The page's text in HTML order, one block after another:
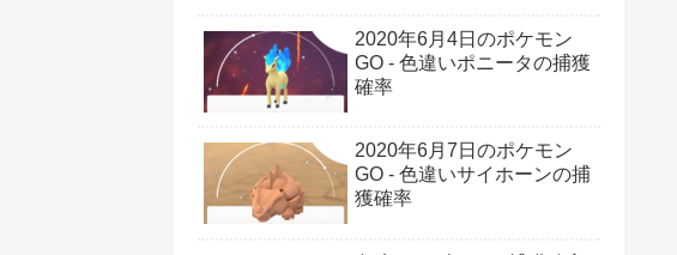
2020年6月4日のポケモン
GO - 色違いポニータの捕獲
確率
2020年6月7日のポケモン
GO - 色違いサイホーンの捕
獲確率